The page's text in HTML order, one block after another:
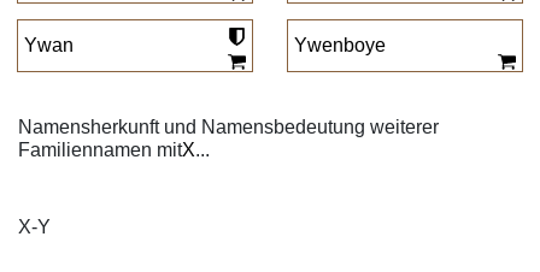
Ywan Ywenboye
Namensherkunft und Namensbedeutung weiterer
Familiennamen mitX...
X-Y